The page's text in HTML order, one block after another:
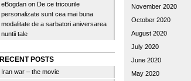
eBogdan on De ce tricourile
personalizate sunt cea mai buna
modalitate de a sarbatori aniversarea
nuntii tale
RECENT POSTS
Iran war – the movie
November 2020
October 2020
August 2020
July 2020
June 2020
May 2020